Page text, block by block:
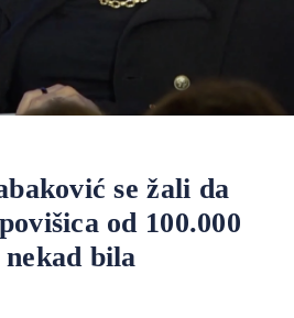
se žali da
od 100.000
bila